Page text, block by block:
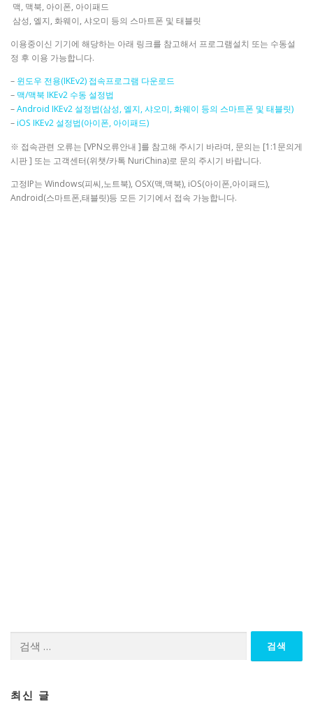
맥, 맥북, 아이폰, 아이패드
삼성, 엘지, 화웨이, 샤오미 등의 스마트폰 및 태블릿
이용중이신 기기에 해당하는 아래 링크를 참고해서 프로그램설치 또는 수동설
정 후 이용 가능합니다.
– 윈도우 전용(IKEv2) 접속프로그램 다운로드
– 맥/맥북 IKEv2 수동 설정법
–Android IKEv2 설정법(삼성, 엘지, 샤오미, 화웨이 등의 스마트폰 및 태블릿)
–iOS IKEv2 설정법(아이폰, 아이패드)
※ 접속관련 오류는 [VPN오류안내 ]를 참고해 주시기 바라며, 문의는 [1:1문의게
시판 ] 또는 고객센터(위챗/카톡 NuriChina)로 문의 주시기 바랍니다.
고정IP는 Windows(피씨,노트북), OSX(맥,맥북), iOS(아이폰,아이패드),
Android(스마트폰,태블릿)등 모든 기기에서 접속 가능합니다.
최신 글